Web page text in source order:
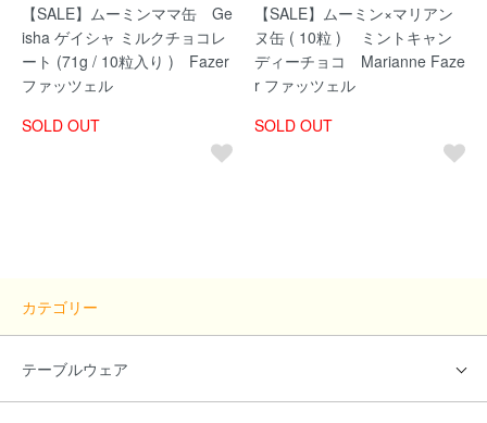
【SALE】ムーミンママ缶 Ge
isha ゲイシャ ミルクチョコレ
ート (71g / 10粒入り ) Fazer
ファッツェル
SOLD OUT
【SALE】ムーミン×マリアン
ヌ缶 ( 10粒 ) ミントキャン
ディーチョコ Marianne Faze
r ファッツェル
SOLD OUT
カテゴリー
テーブルウェア